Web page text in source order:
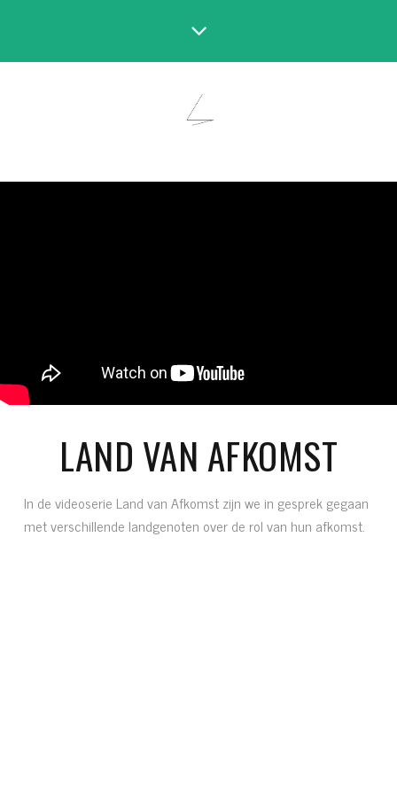
LAND VAN AFKOMST
In de videoserie Land van Afkomst zijn we in gesprek gegaan
met verschillende landgenoten over de rol van hun afkomst.